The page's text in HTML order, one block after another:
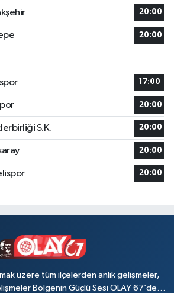
20:00
20:00
17:00
20:00
S.K. 20:00
20:00
20:00
üzere tüm ilçelerden anlık gelişmeler,
Bölgenin Güçlü Sesi OLAY 67’de…